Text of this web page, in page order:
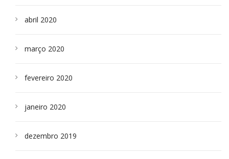
abril 2020
março 2020
fevereiro 2020
janeiro 2020
dezembro 2019